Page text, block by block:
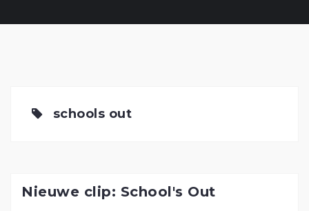
schools out
Nieuwe clip: School's Out